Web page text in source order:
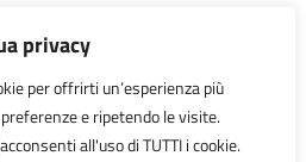
privacy
per offrirti un’esperienza più
e ripetendo le visite.
all'uso di TUTTI i cookie.